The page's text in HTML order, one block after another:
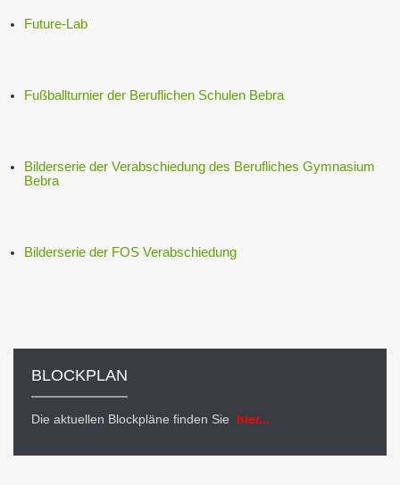
Future-Lab
Fußballturnier der Beruflichen Schulen Bebra
Bilderserie der Verabschiedung des Berufliches Gymnasium
Bebra
Bilderserie der FOS Verabschiedung
BLOCKPLAN
Die aktuellen Blockpläne finden Sie hier...